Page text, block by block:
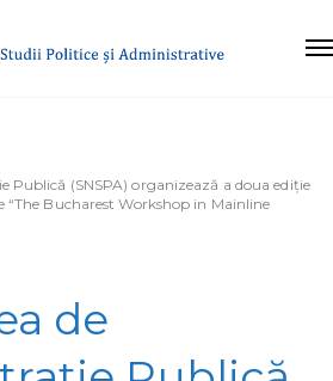
Publică (SNSPA) organizează a doua ediție
Bucharest Workshop in Mainline
de